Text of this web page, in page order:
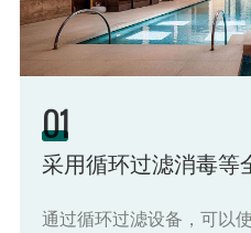
01
采用循环过滤消毒等
通过循环过滤设备，可以